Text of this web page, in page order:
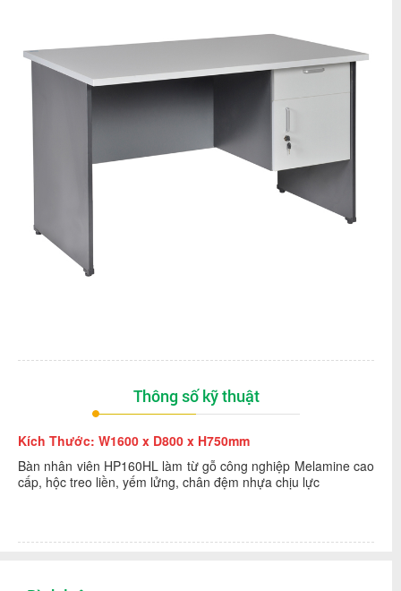
Thông số kỹ thuật
Kích Thước: W1600 x D800 x H750mm
Bàn nhân viên HP160HL làm từ gỗ công nghiệp Melamine cao
cấp, hộc treo liền, yếm lửng, chân đệm nhựa chịu lực